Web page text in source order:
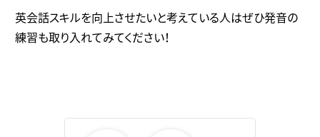
英会話スキルを向上させたいと考えている人はぜひ発音の
練習も取り入れてみてください！